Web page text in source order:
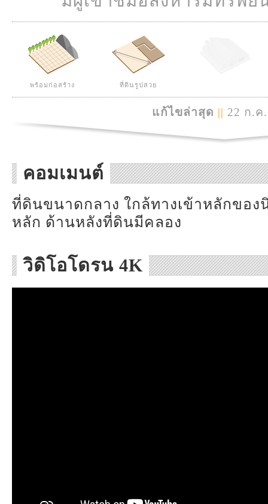
พร้อมก่อสร้าง ที่ดินรูปสวย
แก้ไขล่าสุด || 22 ก.ค
คอมเมนต์
ที่ดินขนาดกลาง ใกล้ทางเข้าหลักขอ
หลัก ด้านหลังที่ดินมีคลอง
วิดิโอโดรน 4K